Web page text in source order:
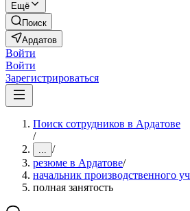
Ещё
Поиск
Ардатов
Войти
Войти
Зарегистрироваться
Поиск сотрудников в Ардатове
/
... /
резюме в Ардатове/
начальник производственного
полная занятость